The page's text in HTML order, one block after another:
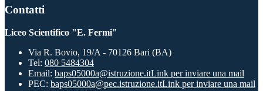
Contatti
Liceo Scientifico "E. Fermi"
Via R. Bovio, 19/A - 70126 Bari (BA)
Tel: 080 5484304
Email: baps05000a@istruzione.itLink per inviare una mail
PEC: baps05000a@pec.istruzione.itLink per inviare una mail